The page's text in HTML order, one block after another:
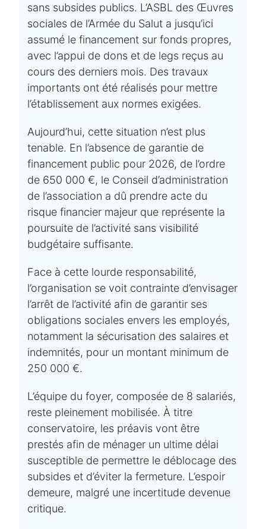
sans subsides publics. L’ASBL des Œuvres
sociales de l’Armée du Salut a jusqu’ici
assumé le financement sur fonds propres,
avec l’appui de dons et de legs reçus au
cours des derniers mois. Des travaux
importants ont été réalisés pour mettre
l’établissement aux normes exigées.
Aujourd’hui, cette situation n’est plus
tenable. En l’absence de garantie de
financement public pour 2026, de l’ordre
de 650 000 €, le Conseil d’administration
de l’association a dû prendre acte du
risque financier majeur que représente la
poursuite de l’activité sans visibilité
budgétaire suffisante.
Face à cette lourde responsabilité,
l’organisation se voit contrainte d’envisager
l’arrêt de l’activité afin de garantir ses
obligations sociales envers les employés,
notamment la sécurisation des salaires et
indemnités, pour un montant minimum de
250 000 €.
L’équipe du foyer, composée de 8 salariés,
reste pleinement mobilisée. À titre
conservatoire, les préavis vont être
prestés afin de ménager un ultime délai
susceptible de permettre le déblocage des
subsides et d’éviter la fermeture. L’espoir
demeure, malgré une incertitude devenue
critique.